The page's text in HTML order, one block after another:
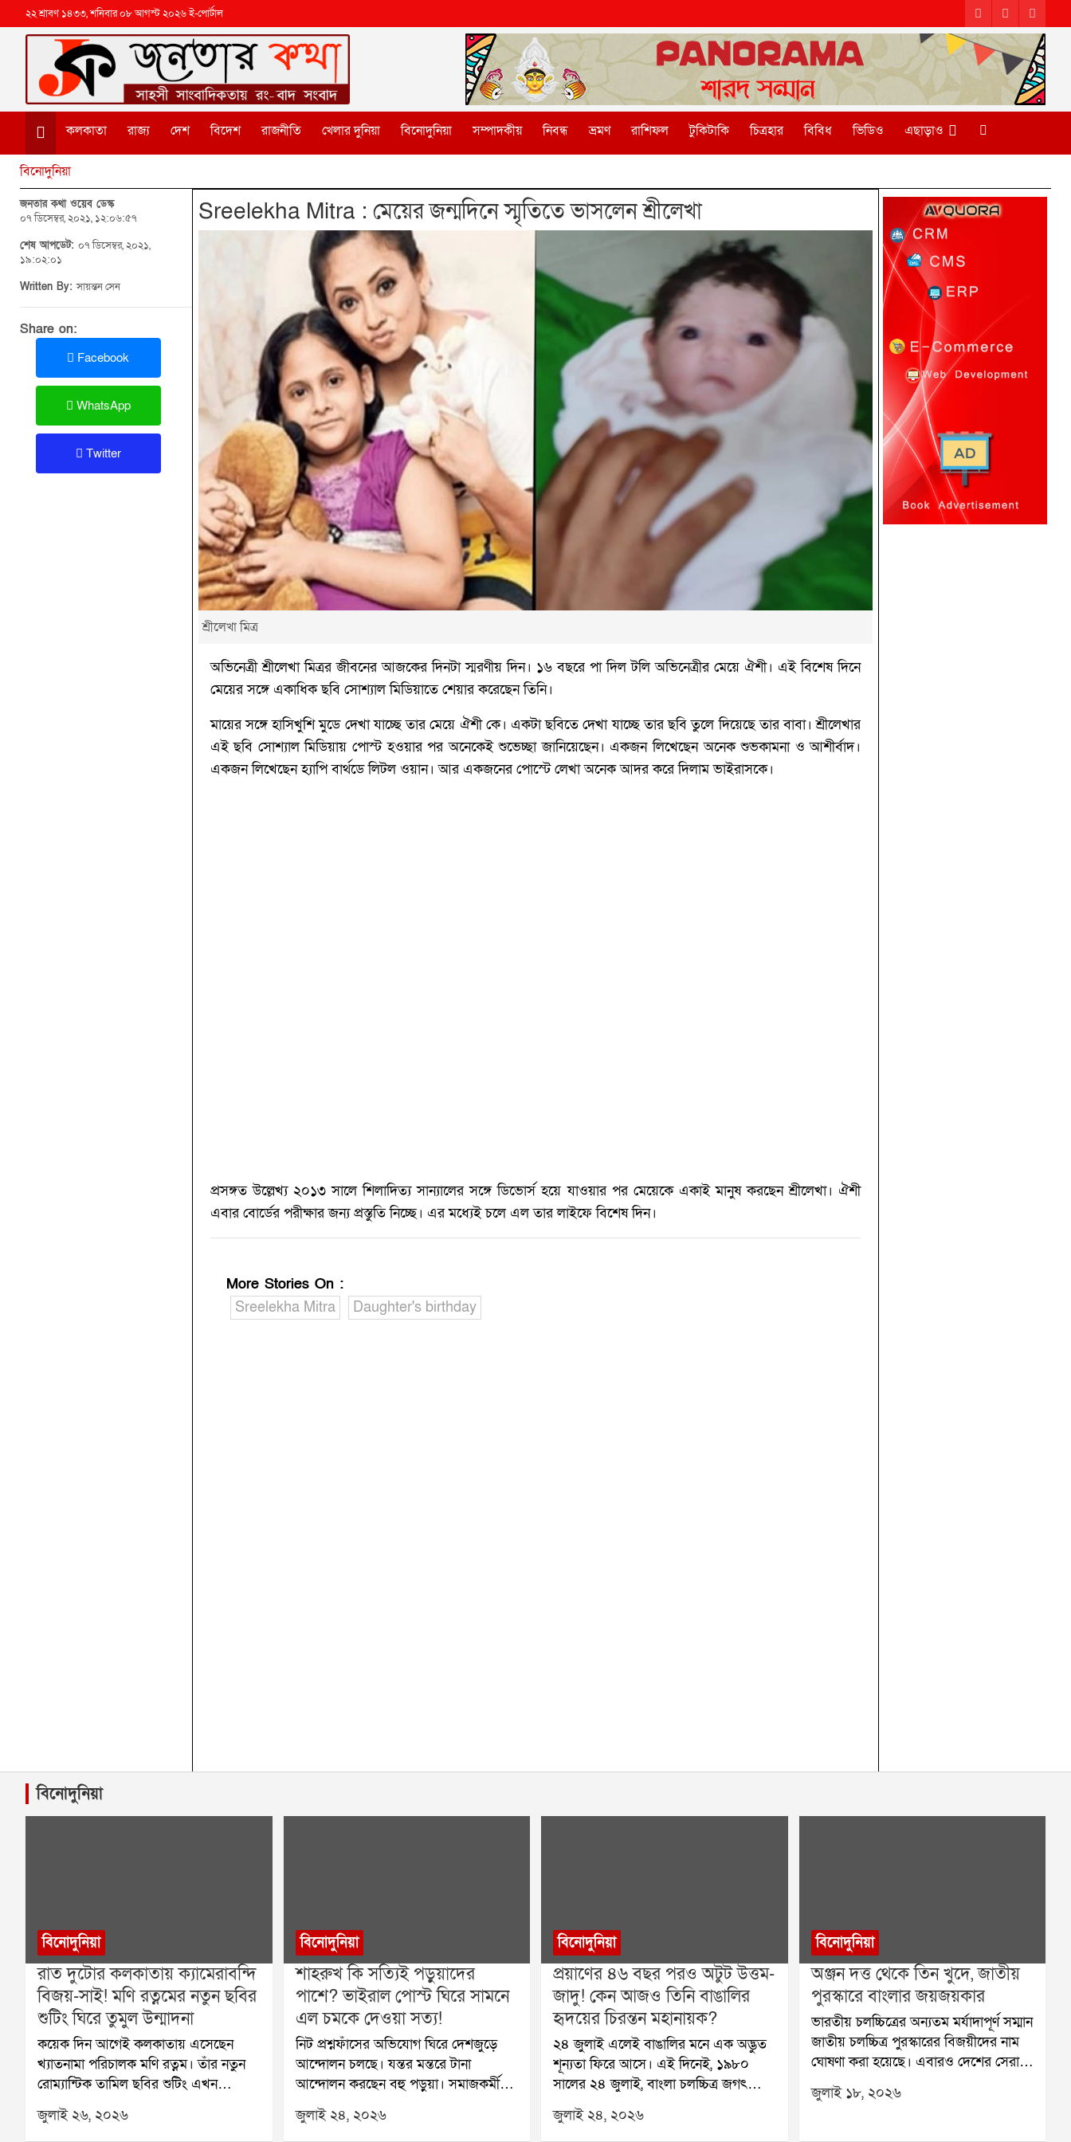
২২ শ্রাবণ ১৪৩৩, শনিবার ০৮ আগস্ট ২০২৬ ই-পোর্টাল
কলকাতা রাজ্য দেশ বিদেশ রাজনীতি খেলার দুনিয়া বিনোদুনিয়া সম্পাদকীয় নিবন্ধ ভ্রমণ রাশিফল টুকিটাকি চিত্রহার বিবিধ ভিডিও এছাড়াও
বিনোদুনিয়া
জনতার কথা ওয়েব ডেস্ক
০৭ ডিসেম্বর, ২০২১, ১২:০৬:৫৭
শেষ আপডেট: ০৭ ডিসেম্বর, ২০২১,
১৯:০২:০১
Written By:সায়ন্তন সেন
Share on:
Facebook
WhatsApp
Twitter
Sreelekha Mitra : মেয়ের জন্মদিনে স্মৃতিতে ভাসলেন শ্রীলেখা
শ্রীলেখা মিত্র
অভিনেত্রী শ্রীলেখা মিত্রর জীবনের আজকের দিনটা স্মরণীয় দিন। ১৬ বছরে পা দিল টলি অভিনেত্রীর মেয়ে ঐশী। এই বিশেষ দিনে
মেয়ের সঙ্গে একাধিক ছবি সোশ্যাল মিডিয়াতে শেয়ার করেছেন তিনি।
মায়ের সঙ্গে হাসিখুশি মুডে দেখা যাচ্ছে তার মেয়ে ঐশী কে। একটা ছবিতে দেখা যাচ্ছে তার ছবি তুলে দিয়েছে তার বাবা। শ্রীলেখার
এই ছবি সোশ্যাল মিডিয়ায় পোস্ট হওয়ার পর অনেকেই শুভেচ্ছা জানিয়েছেন। একজন লিখেছেন অনেক শুভকামনা ও আশীর্বাদ।
একজন লিখেছেন হ্যাপি বার্থডে লিটল ওয়ান। আর একজনের পোস্টে লেখা অনেক আদর করে দিলাম ভাইরাসকে।
প্রসঙ্গত উল্লেখ্য ২০১৩ সালে শিলাদিত্য সান্যালের সঙ্গে ডিভোর্স হয়ে যাওয়ার পর মেয়েকে একাই মানুষ করছেন শ্রীলেখা। ঐশী
এবার বোর্ডের পরীক্ষার জন্য প্রস্তুতি নিচ্ছে। এর মধ্যেই চলে এল তার লাইফে বিশেষ দিন।
More Stories On :
Sreelekha Mitra
Daughter's birthday
বিনোদুনিয়া
বিনোদুনিয়া
রাত দুটোর কলকাতায় ক্যামেরাবন্দি
বিজয়-সাই! মণি রত্নমের নতুন ছবির
শুটিং ঘিরে তুমুল উন্মাদনা
কয়েক দিন আগেই কলকাতায় এসেছেন
খ্যাতনামা পরিচালক মণি রত্নম। তাঁর নতুন
রোম্যান্টিক তামিল ছবির শুটিং এখন
জোরকদমে চলছে শহরের বিভিন্ন প্রান্তে।
শনিবার গভীর রাতে হাওড়া ব্রিজে ছবির
জুলাই ২৬, ২০২৬
বিনোদুনিয়া
শাহরুখ কি সত্যিই পড়ুয়াদের
পাশে? ভাইরাল পোস্ট ঘিরে সামনে
এল চমকে দেওয়া সত্য!
নিট প্রশ্নফাঁসের অভিযোগ ঘিরে দেশজুড়ে
আন্দোলন চলছে। যন্তর মন্তরে টানা
আন্দোলন করছেন বহু পড়ুয়া। সমাজকর্মী
সোনম ওয়াংচুক অনশন প্রত্যাহার করলেও
আন্দোলনকারীরা জানিয়েছেন, কেন্দ্রীয়
জুলাই ২৪, ২০২৬
বিনোদুনিয়া
প্রয়াণের ৪৬ বছর পরও অটুট উত্তম-
জাদু! কেন আজও তিনি বাঙালির
হৃদয়ের চিরন্তন মহানায়ক?
২৪ জুলাই এলেই বাঙালির মনে এক অদ্ভুত
শূন্যতা ফিরে আসে। এই দিনেই, ১৯৮০
সালের ২৪ জুলাই, বাংলা চলচ্চিত্র জগৎ
হারিয়েছিল তার সর্বশ্রেষ্ঠ নক্ষত্র মহানায়ক
উত্তম কুমারকে। চার দশকেরও বেশি সময়
জুলাই ২৪, ২০২৬
বিনোদুনিয়া
অঞ্জন দত্ত থেকে তিন খুদে, জাতীয়
পুরস্কারে বাংলার জয়জয়কার
ভারতীয় চলচ্চিত্রের অন্যতম মর্যাদাপূর্ণ সম্মান
জাতীয় চলচ্চিত্র পুরস্কারের বিজয়ীদের নাম
ঘোষণা করা হয়েছে। এবারও দেশের সেরা
ছবি, অভিনেতা, অভিনেত্রী এবং বিভিন্ন
বিভাগের সেরা শিল্পীদের সম্মানিত করেছে
জুলাই ১৮, ২০২৬